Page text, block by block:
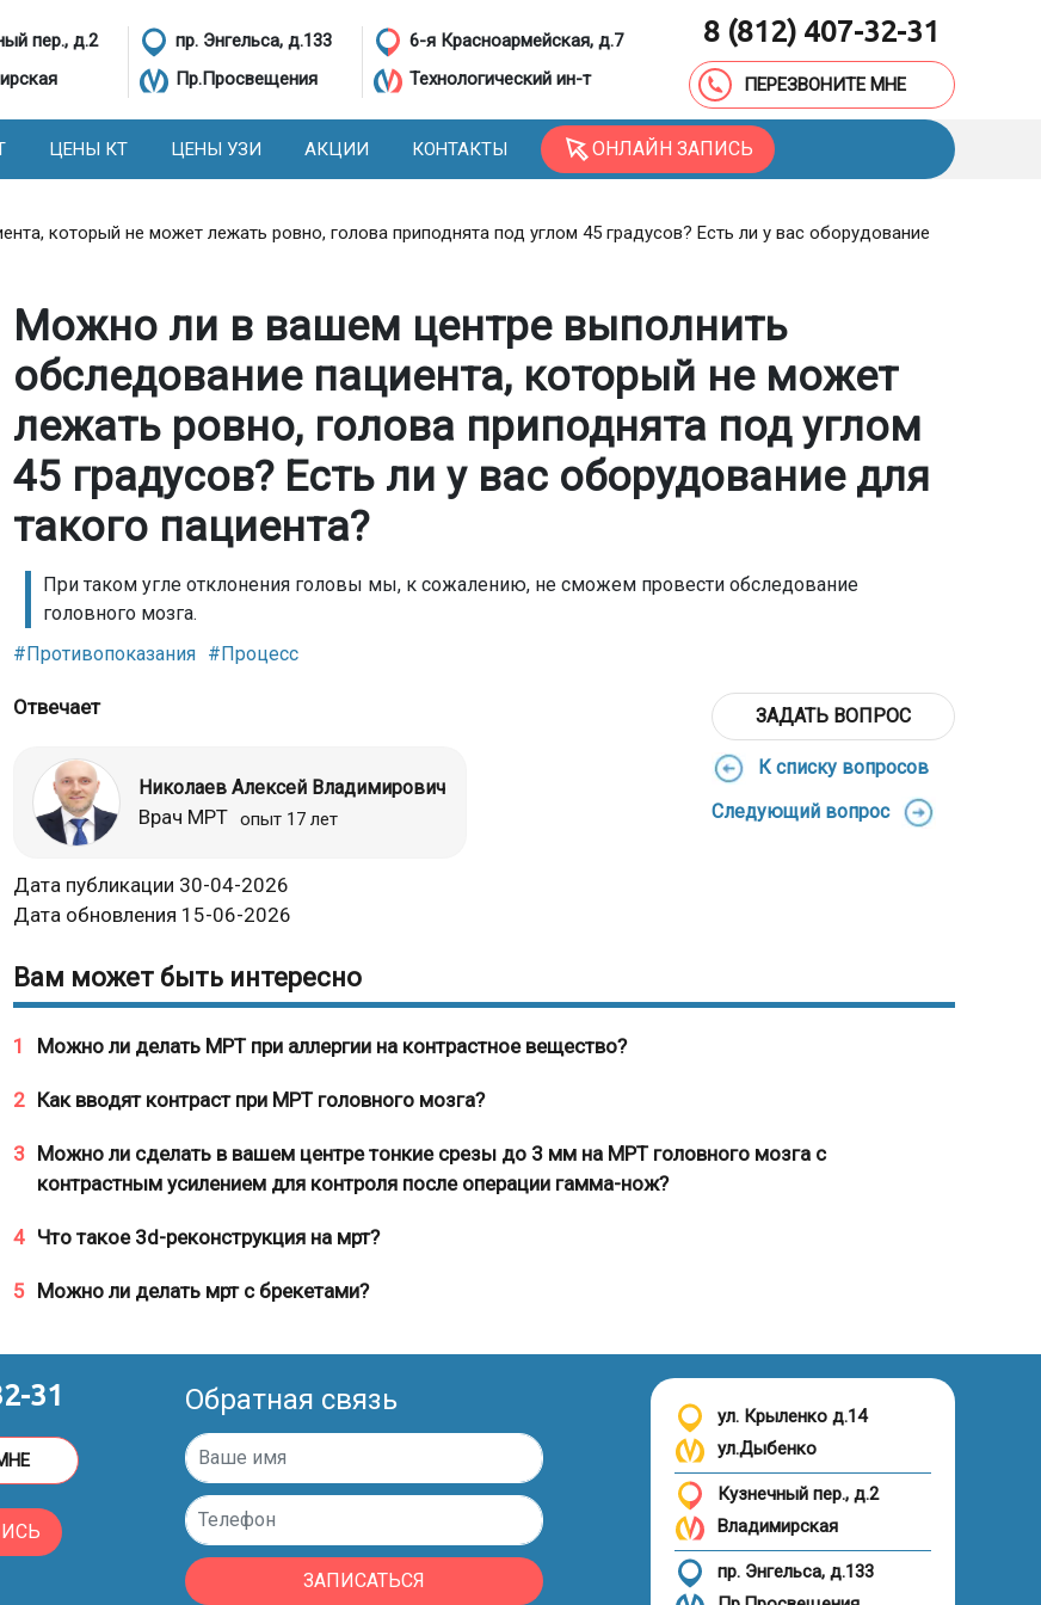
пер., д.2
пр. Энгельса, д.133
Пр.Просвещения
6-я Красноармейская, д.7
Технологический ин-т
8 (812) 407-32-31
ПЕРЕЗВОНИТЕ МНЕ
ЦЕНЫ КТ ЦЕНЫ УЗИ АКЦИИ КОНТАКТЫ ОНЛАЙН ЗАПИСЬ
который не может лежать ровно, голова приподнята под углом 45 градусов? Есть ли у вас оборудование
Можно ли в вашем центре выполнить
обследование пациента, который не может
лежать ровно, голова приподнята под углом
45 градусов? Есть ли у вас оборудование для
такого пациента?
При таком угле отклонения головы мы, к сожалению, не сможем провести обследование
головного мозга.
#Противопоказания #Процесс
Отвечает
Николаев Алексей Владимирович
Врач МРТ опыт 17 лет
Дата публикации 30-04-2026
Дата обновления 15-06-2026
ЗАДАТЬ ВОПРОС
К списку вопросов
Следующий вопрос
Вам может быть интересно
1 Можно ли делать МРТ при аллергии на контрастное вещество?
2 Как вводят контраст при МРТ головного мозга?
3
Можно ли сделать в вашем центре тонкие срезы до 3 мм на МРТ головного мозга с
контрастным усилением для контроля после операции гамма-нож?
4 Что такое 3d-реконструкция на мрт?
5 Можно ли делать мрт с брекетами?
31 Обратная связь
ЗАПИСАТЬСЯ
ул. Крыленко д.14
ул.Дыбенко
Кузнечный пер., д.2
Владимирская
пр. Энгельса, д.133